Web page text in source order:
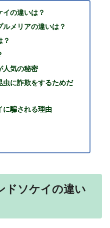
イの違いは？
メリアの違いは？
？
人気の秘密
虫に詐欺をするためだ
に騙される理由
ドソケイの違い